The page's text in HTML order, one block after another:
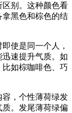
别。这种颜色看
黑色和棕色的结
使是同一个人，
速提升气质。如
如棕咖啡色、巧
容，个性薄荷绿发
。发尾薄荷绿偏